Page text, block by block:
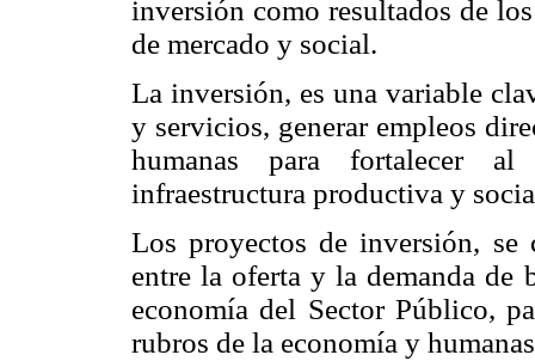
inversión como resultados de
de mercado y social.
La inversión, es una variable
y servicios, generar empleos
humanas para fortalecer
infraestructura productiva y
Los proyectos de inversión, se
entre la oferta y la demanda de
economía del Sector Público,
rubros de la economía y